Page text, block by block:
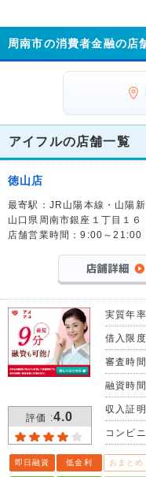
周南市の消費者金融の店
アイフルの店舗一覧
徳山店
最寄駅：JR山陽本線・山陽
山口県周南市銀座１丁目１
店舗営業時間：9:00～21:00
評価 :4.0
実質年率
借入限
審査時間
融資時間
収入証明
コンビニ
即日融資 低金利 おまとめ